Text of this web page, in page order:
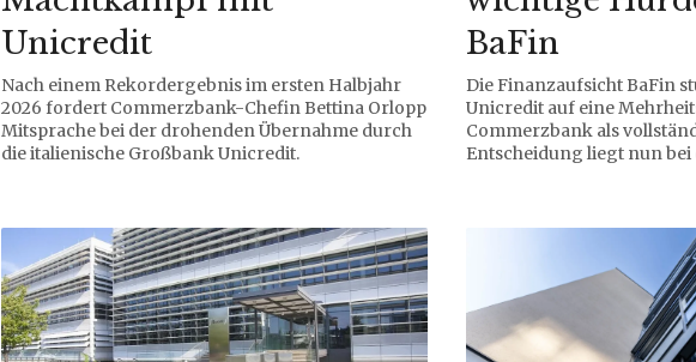
Unicredit
Nach einem Rekordergebnis im ersten Halbjahr
2026 fordert Commerzbank-Chefin Bettina Orlopp
Mitsprache bei der drohenden Übernahme durch
die italienische Großbank Unicredit.
BaFin
Die Finanzaufsicht BaFin
Unicredit auf eine
Commerzbank als
Entscheidung liegt nun bei